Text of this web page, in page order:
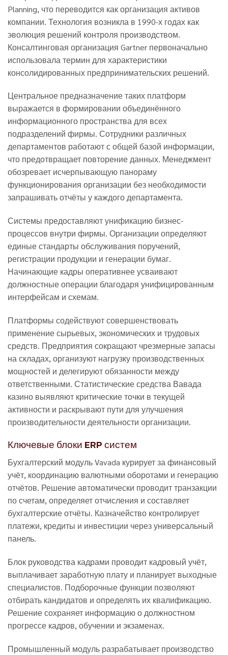
Planning, что переводится как организация активов
компании. Технология возникла в 1990-х годах как
эволюция решений контроля производством.
Консалтинговая организация Gartner первоначально
использовала термин для характеристики
консолидированных предпринимательских решений.
Центральное предназначение таких платформ
выражается в формировании объединённого
информационного пространства для всех
подразделений фирмы. Сотрудники различных
департаментов работают с общей базой информации,
что предотвращает повторение данных. Менеджмент
обозревает исчерпывающую панораму
функционирования организации без необходимости
запрашивать отчёты у каждого департамента.
Системы предоставляют унификацию бизнес-
процессов внутри фирмы. Организации определяют
единые стандарты обслуживания поручений,
регистрации продукции и генерации бумаг.
Начинающие кадры оперативнее усваивают
должностные операции благодаря унифицированным
интерфейсам и схемам.
Платформы содействуют совершенствовать
применение сырьевых, экономических и трудовых
средств. Предприятия сокращают чрезмерные запасы
на складах, организуют нагрузку производственных
мощностей и делегируют обязанности между
ответственными. Статистические средства Вавада
казино выявляют критические точки в текущей
активности и раскрывают пути для улучшения
производительности деятельности организации.
Ключевые блоки ERP систем
Бухгалтерский модуль Vavada курирует за финансовый
учёт, координацию валютными оборотами и генерацию
отчётов. Решение автоматически проводит транзакции
по счетам, определяет отчисления и составляет
бухгалтерские отчёты. Казначейство контролирует
платежи, кредиты и инвестиции через универсальный
панель.
Блок руководства кадрами проводит кадровый учёт,
выплачивает заработную плату и планирует выходные
специалистов. Подборочные функции позволяют
отбирать кандидатов и определять их квалификацию.
Решение сохраняет информацию о должностном
прогрессе кадров, обучении и экзаменах.
Промышленный модуль разрабатывает производство